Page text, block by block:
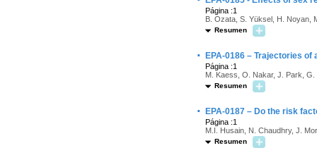
Página :1
B. Ozata, S. Yüksel, H. Noyan,
Resumen
· EPA-0186 – Trajectories
Página :1
M. Kaess, O. Nakar, J. Park,
Resumen
· EPA-0187 – Do the risk
Página :1
M.I. Husain, N. Chaudhry, J.
Resumen